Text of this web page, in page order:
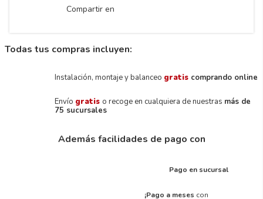
Compartir en
Todas tus compras incluyen:
Instalación, montaje y balanceo gratis comprando online
Envío gratis o recoge en cualquiera de nuestras más de
75 sucursales
Además facilidades de pago con
Pago en sucursal
¡Pago a meses con